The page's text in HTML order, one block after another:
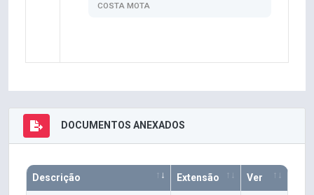
COSTA MOTA
DOCUMENTOS ANEXADOS
Descrição Extensão Ver